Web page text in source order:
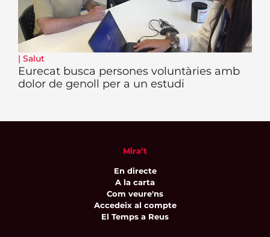
| Salut
Eurecat busca persones voluntàries amb
dolor de genoll per a un estudi
Mira’t
En directe
A la carta
Com veure'ns
Accedeix al compte
El Temps a Reus